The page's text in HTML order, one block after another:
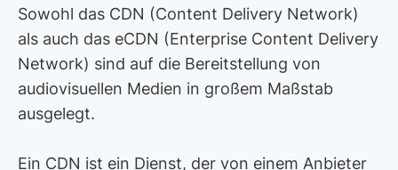
Sowohl das CDN (Content Delivery Network)
als auch das eCDN (Enterprise Content Delivery
Network) sind auf die Bereitstellung von
audiovisuellen Medien in großem Maßstab
ausgelegt.
Ein CDN ist ein Dienst, der von einem Anbieter